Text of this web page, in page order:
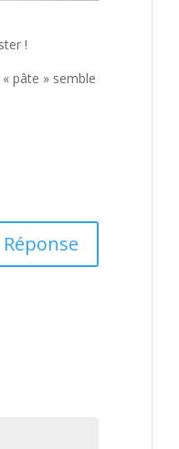
!
pâte » semble
Réponse